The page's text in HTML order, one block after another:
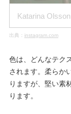
Katarina Olsson
出典： instagram.com
色は、どんなテク
されます。柔らか
りますが、堅い素
ります。